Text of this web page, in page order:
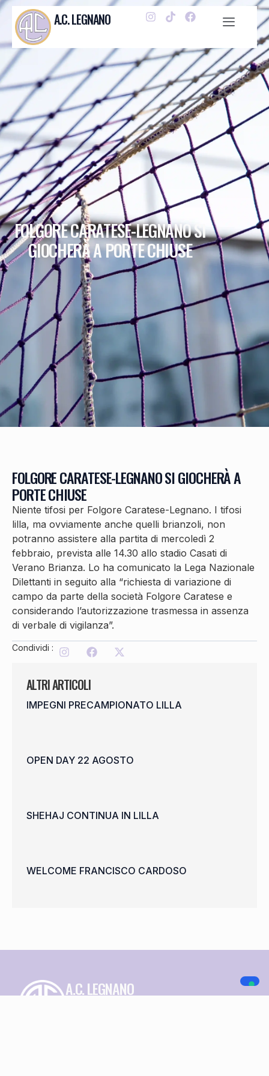
A.C. LEGNANO
FOLGORE CARATESE-LEGNANO SI
GIOCHERÀ A PORTE CHIUSE
ALTRI ARTICOLI
IMPEGNI PRECAMPIONATO LILLA
OPEN DAY 22 AGOSTO
SHEHAJ CONTINUA IN LILLA
WELCOME FRANCISCO CARDOSO
FOLGORE CARATESE-LEGNANO SI GIOCHERÀ A
PORTE CHIUSE
Niente tifosi per Folgore Caratese-Legnano. I tifosi
lilla, ma ovviamente anche quelli brianzoli, non
potranno assistere alla partita di mercoledì 2
febbraio, prevista alle 14.30 allo stadio Casati di
Verano Brianza. Lo ha comunicato la Lega Nazionale
Dilettanti in seguito alla “richiesta di variazione di
campo da parte della società Folgore Caratese e
considerando l’autorizzazione trasmessa in assenza
di verbale di vigilanza”.
Condividi :
A.C. LEGNANO